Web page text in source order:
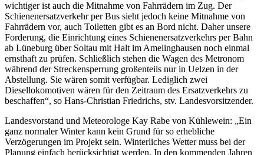
wichtiger ist auch die Mitnahme von Fahrrädern im Zug. Der
Schienenersatzverkehr per Bus sieht jedoch keine Mitnahme von
Fahrrädern vor, auch Toiletten gibt es an Bord nicht. Daher unsere
Forderung, die Einrichtung eines Schienenersatzverkehrs per Bahn
ab Lüneburg über Soltau mit Halt im Amelinghausen noch einmal
ernsthaft zu prüfen. Schließlich stehen die Wagen des Metronom
während der Streckensperrung großenteils nur in Uelzen in der
Abstellung. Sie wären somit verfügbar. Lediglich zwei
Diesellokomotiven wären für den Zeitraum des Ersatzverkehrs zu
beschaffen“, so Hans-Christian Friedrichs, stv. Landesvorsitzender.
Landesvorstand und Meteorologe Kay Rabe von Kühlewein: „Ein
ganz normaler Winter kann kein Grund für so erhebliche
Verzögerungen im Projekt sein. Winterliches Wetter muss bei der
Planung einfach berücksichtigt werden. In den kommenden Jahren